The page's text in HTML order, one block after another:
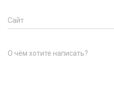
Сайт
О чём хотите написать?